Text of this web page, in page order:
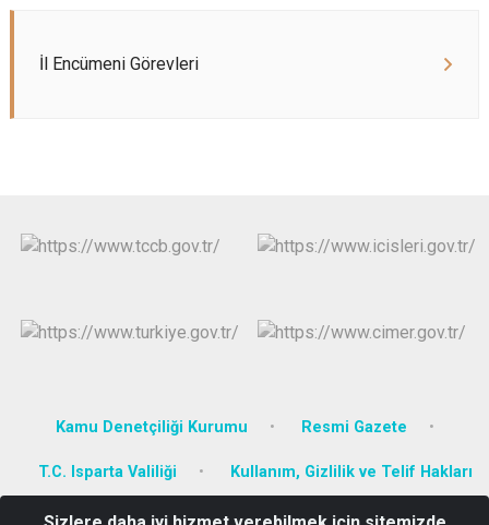
İl Encümeni Görevleri
Kamu Denetçiliği Kurumu Resmi Gazete
T.C. Isparta Valiliği Kullanım, Gizlilik ve Telif Hakları